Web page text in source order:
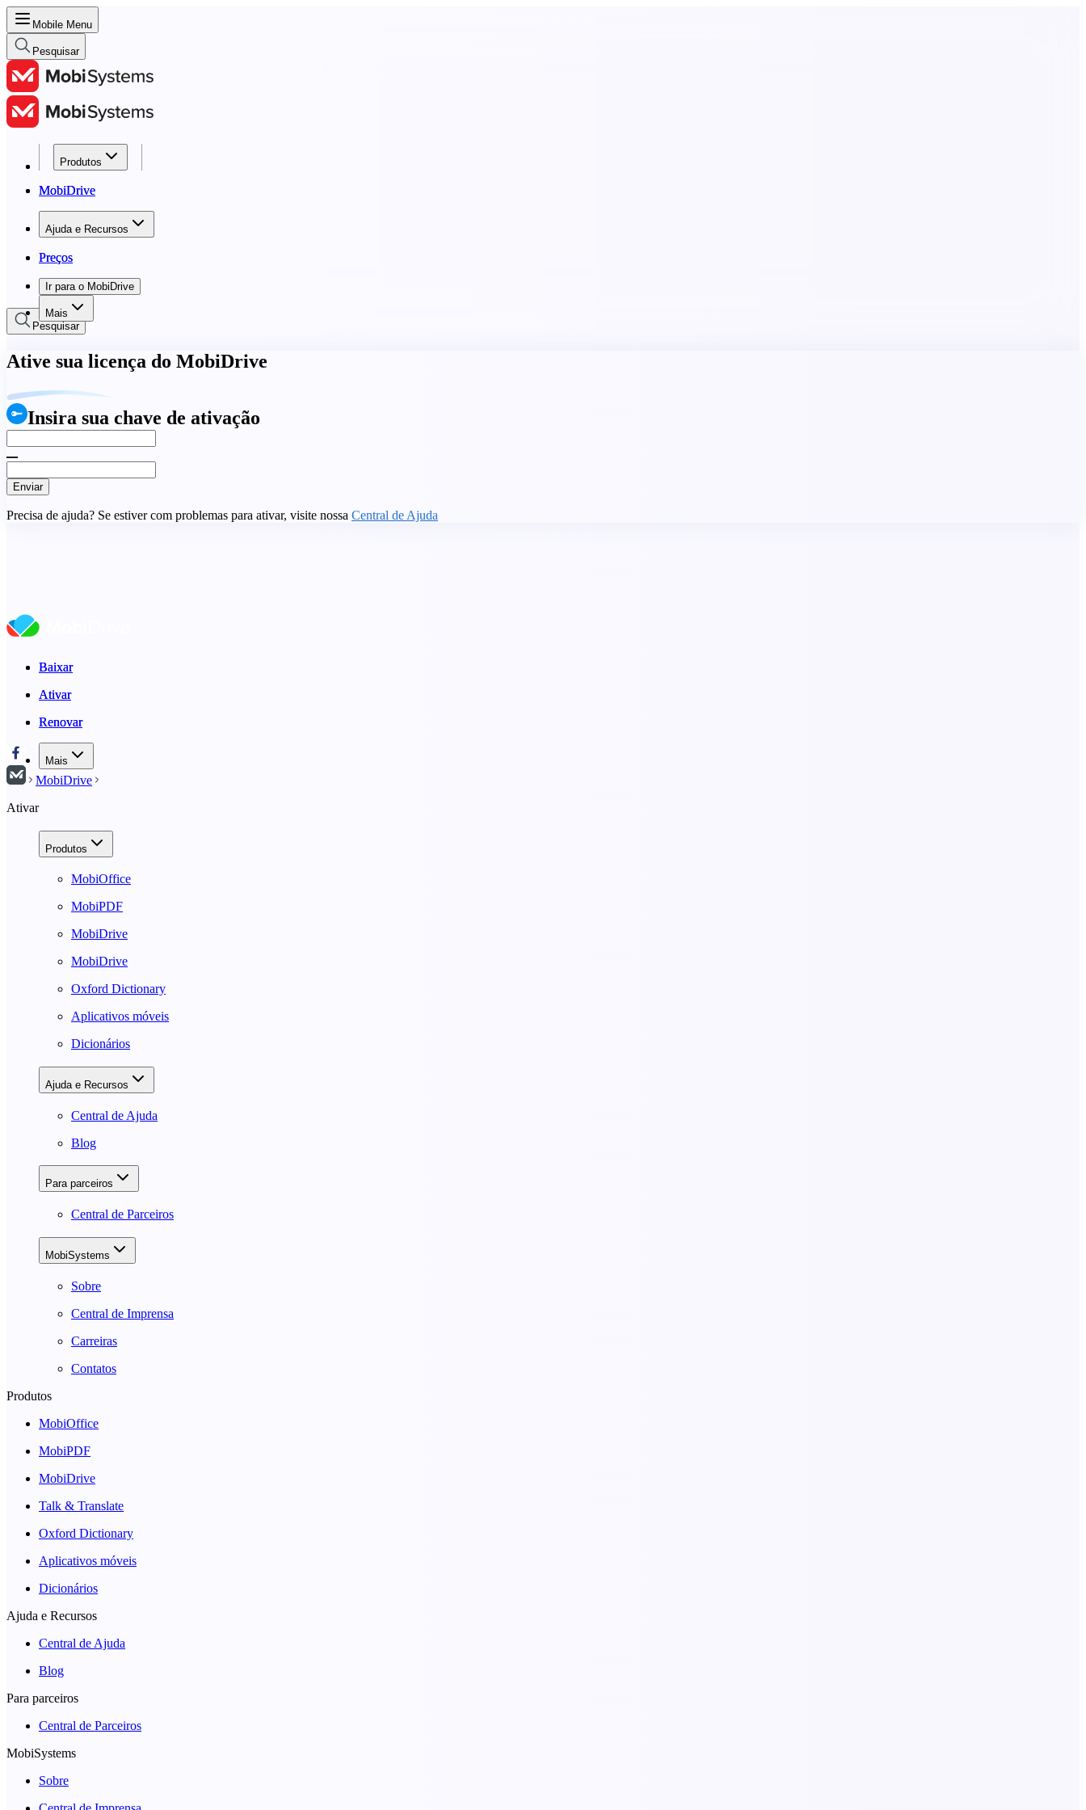
Mobile Menu
Pesquisar
Produtos
MobiDrive
Ajuda e Recursos
Preços
Ir para o MobiDrive
Mais
Produtos
MobiDrive
Ajuda e Recursos
Preços
Ir para o MobiDrive
Pesquisar
Ative sua licença do MobiDrive
Insira sua chave de ativação
Enviar
Precisa de ajuda? Se estiver com problemas para ativar, visite nossa Central de Ajuda
Baixar
Ativar
Renovar
Mais
Baixar
Ativar
Renovar
MobiDrive
Ativar
Produtos
MobiOffice
MobiPDF
MobiDrive
MobiDrive
Oxford Dictionary
Aplicativos móveis
Dicionários
Ajuda e Recursos
Central de Ajuda
Blog
Para parceiros
Central de Parceiros
MobiSystems
Sobre
Central de Imprensa
Carreiras
Contatos
Produtos
MobiOffice
MobiPDF
MobiDrive
Talk & Translate
Oxford Dictionary
Aplicativos móveis
Dicionários
Ajuda e Recursos
Central de Ajuda
Blog
Para parceiros
Central de Parceiros
MobiSystems
Sobre